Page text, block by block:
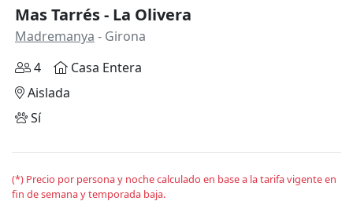
Mas Tarrés - La Olivera
Madremanya - Girona
4
Casa Entera
Aislada
Sí
(*) Precio por persona y noche calculado en base a la tarifa vigente en
fin de semana y temporada baja.